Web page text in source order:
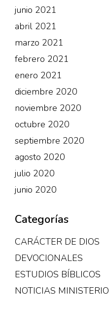
junio 2021
abril 2021
marzo 2021
febrero 2021
enero 2021
diciembre 2020
noviembre 2020
octubre 2020
septiembre 2020
agosto 2020
julio 2020
junio 2020
Categorías
CARÁCTER DE DIOS
DEVOCIONALES
ESTUDIOS BÍBLICOS
NOTICIAS MINISTERIO